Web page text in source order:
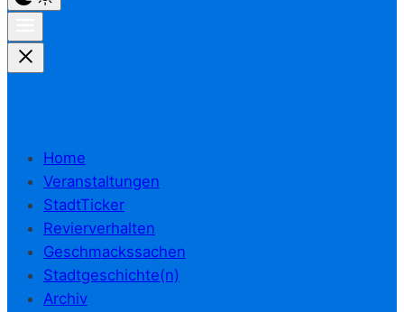
Home
Veranstaltungen
StadtTicker
Revierverhalten
Geschmackssachen
Stadtgeschichte(n)
Archiv